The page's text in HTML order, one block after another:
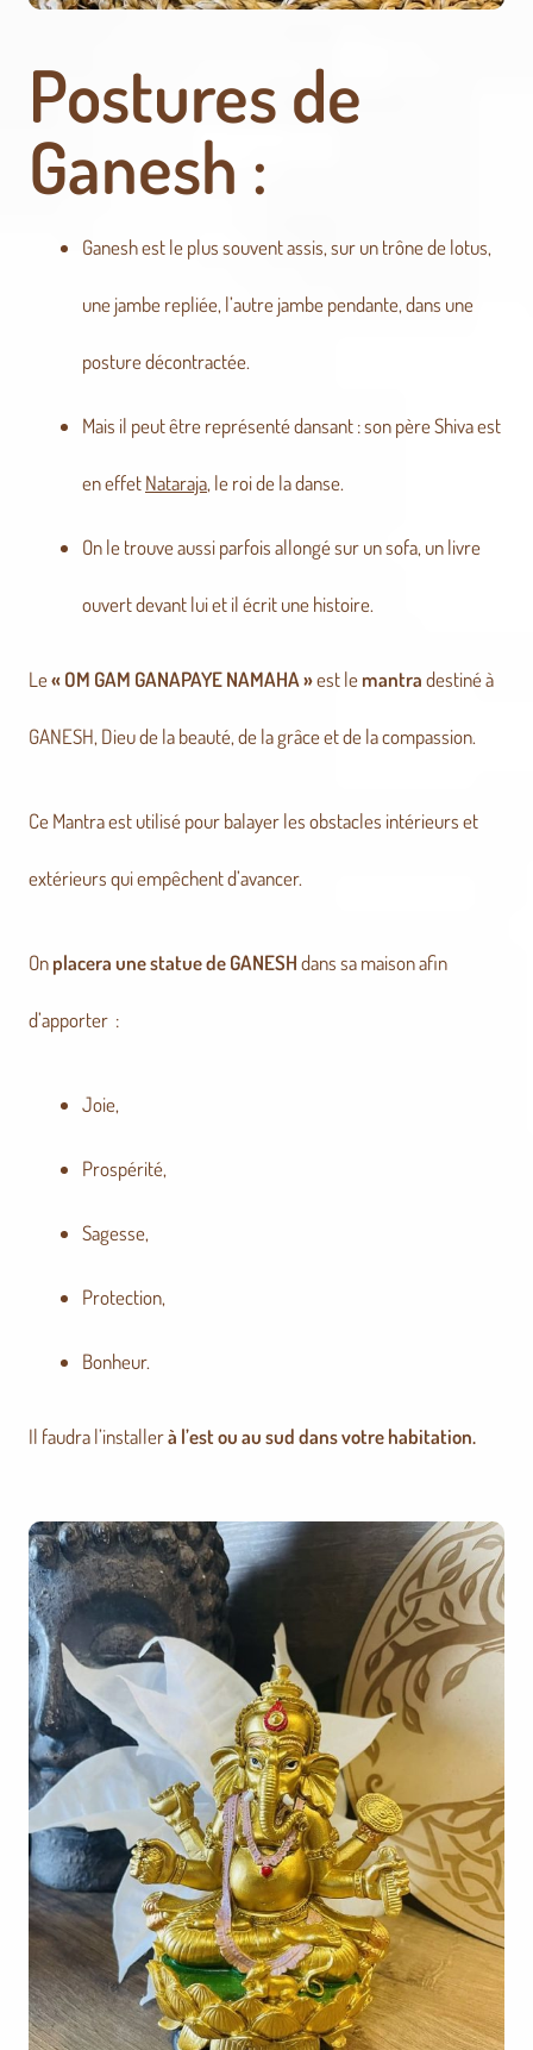
Postures de
Ganesh :
Ganesh est le plus souvent assis, sur un trône de lotus,
une jambe repliée, l’autre jambe pendante, dans une
posture décontractée.
Mais il peut être représenté dansant : son père Shiva est
en effetNataraja, le roi de la danse.
On le trouve aussi parfois allongé sur un sofa, un livre
ouvert devant lui et il écrit une histoire.
Le« OM GAM GANAPAYE NAMAHA »est lemantradestiné à
GANESH, Dieu de la beauté, de la grâce et de la compassion.
Ce Mantra est utilisé pour balayer les obstacles intérieurs et
extérieurs qui empêchent d’avancer.
Onplacera une statue de GANESHdans sa maison afin
d’apporter :
Joie,
Prospérité,
Sagesse,
Protection,
Bonheur.
Il faudra l’installerà l’est ou au sud dans votre habitation.